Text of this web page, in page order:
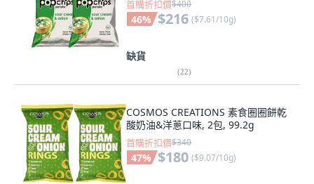
首購折扣價$400
46% $216 ($7.61/10g)
缺貨
(22)
COSMOS CREATIONS 素食圈圈餅乾
酸奶油&洋蔥口味, 2包, 99.2g
首購折扣價$340
47% $180 ($9.07/10g)